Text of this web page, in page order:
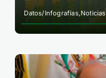
Datos/Infografías,Noticias